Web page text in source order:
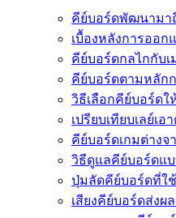
คีย์บอร์ดพัฒนามา
เบื้องหลังการออก
คีย์บอร์ดกลไกกับเ
คีย์บอร์ดตามหลัก
วิธีเลือกคีย์บอร์ดใ
เปรียบเทียบเลย์เ
คีย์บอร์ดเกมต่างจ
วิธีดูแลคีย์บอร์ดแบ
ปุ่มลัดคีย์บอร์ดที่ใช้
เสียงคีย์บอร์ดส่งผ